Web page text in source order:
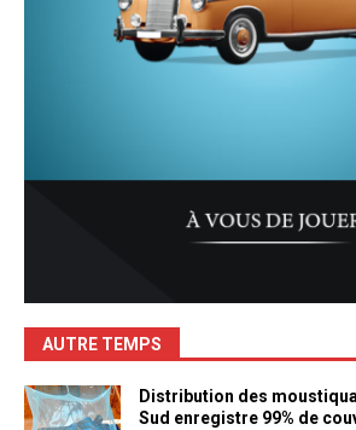
AUTRE TEMPS
Distribution des
Sud enregistre 99% de